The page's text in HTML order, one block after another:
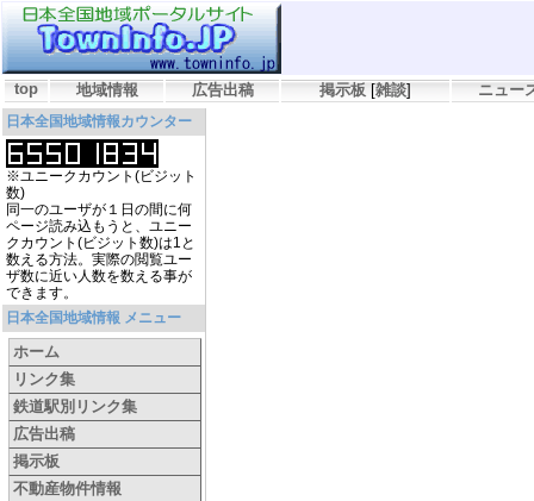
top 地域情報 広告出稿 掲示板 [雑談] ニュー
日本全国地域情報カウンター
※ユニークカウント(ビジット
数)
同一のユーザが１日の間に何
ページ読み込もうと、ユニー
クカウント(ビジット数)は1と
数える方法。実際の閲覧ユー
ザ数に近い人数を数える事が
できます。
日本全国地域情報 メニュー
ホーム
リンク集
鉄道駅別リンク集
広告出稿
掲示板
不動産物件情報